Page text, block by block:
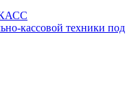
кассовой техники под